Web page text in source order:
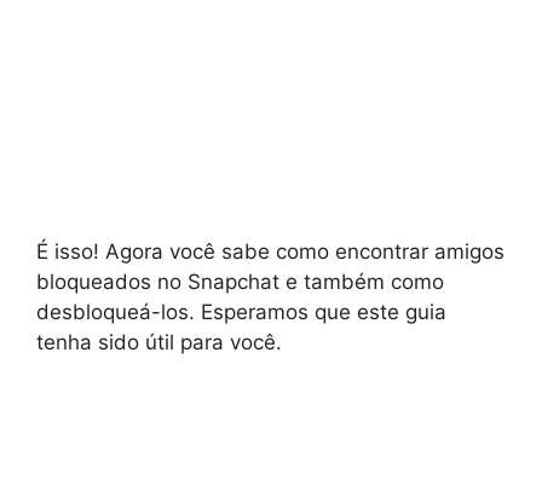
É isso! Agora você sabe como encontrar amigos
bloqueados no Snapchat e também como
desbloqueá-los. Esperamos que este guia
tenha sido útil para você.